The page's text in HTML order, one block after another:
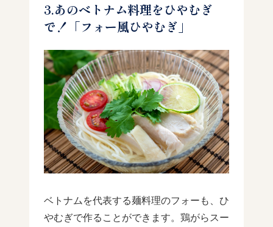
3.あのベトナム料理をひやむぎ
で！「フォー風ひやむぎ」
ベトナムを代表する麺料理のフォーも、ひ
やむぎで作ることができます。鶏がらスー